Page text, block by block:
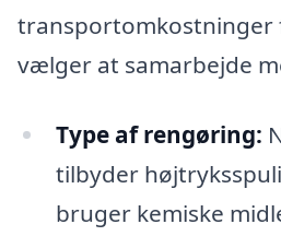
transportomkostninger
vælger at samarbejde
Type af rengøring:
tilbyder
bruger kemiske